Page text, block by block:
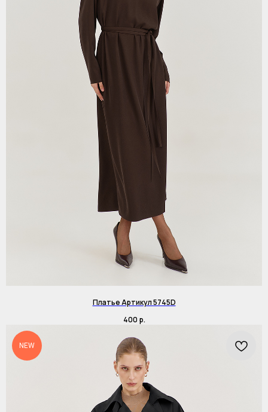
Платье Артикул 5745D
400 р.
NEW